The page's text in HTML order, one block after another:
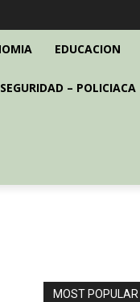
EDUCACION
SEGURIDAD – POLICIACA
MOST POPULAR